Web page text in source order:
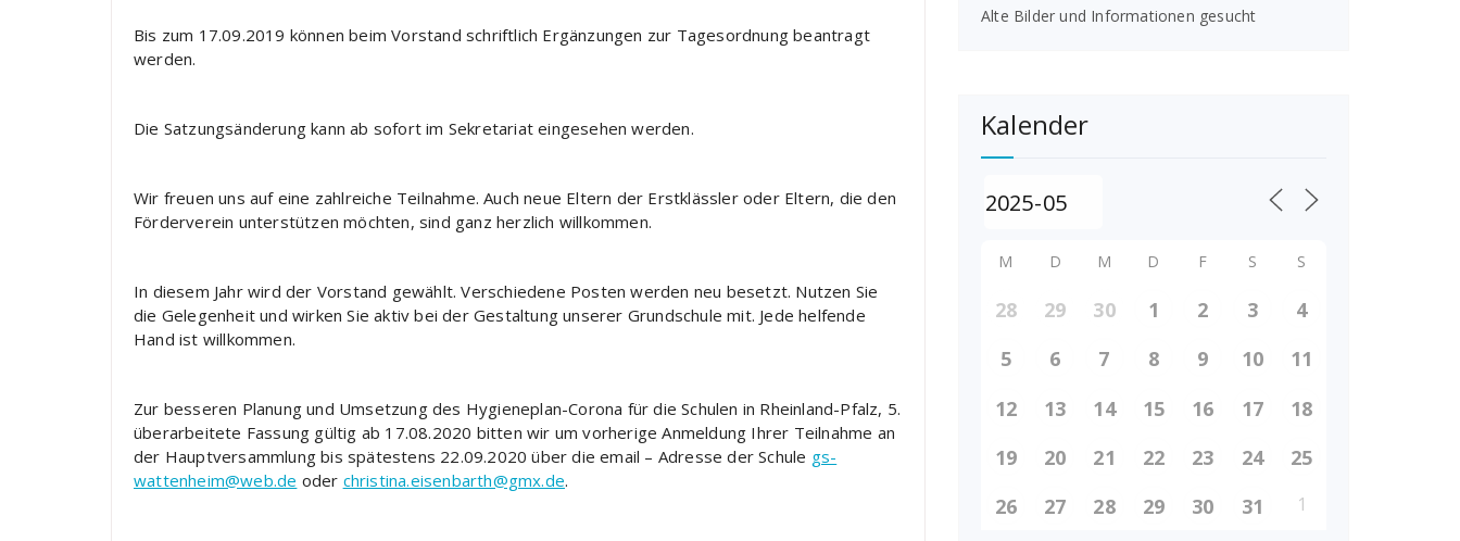
Bis zum 17.09.2019 können beim Vorstand schriftlich Ergänzungen zur Tagesordnung beantragt
werden.
Die Satzungsänderung kann ab sofort im Sekretariat eingesehen werden.
Wir freuen uns auf eine zahlreiche Teilnahme. Auch neue Eltern der Erstklässler oder Eltern, die den
Förderverein unterstützen möchten, sind ganz herzlich willkommen.
In diesem Jahr wird der Vorstand gewählt. Verschiedene Posten werden neu besetzt. Nutzen Sie
die Gelegenheit und wirken Sie aktiv bei der Gestaltung unserer Grundschule mit. Jede helfende
Hand ist willkommen.
Zur besseren Planung und Umsetzung des Hygieneplan-Corona für die Schulen in Rheinland-Pfalz, 5.
überarbeitete Fassung gültig ab 17.08.2020 bitten wir um vorherige Anmeldung Ihrer Teilnahme an
der Hauptversammlung bis spätestens 22.09.2020 über die email – Adresse der Schule gs-
wattenheim@web.de oder christina.eisenbarth@gmx.de.
Alte Bilder und Informationen gesucht
Kalender
M D M D F S S
28 29 30 1 2 3
4
5
6 7 8 9 10
11
12
13 14 15 16 17
18
19
20 21 22 23 24
25
26
27 28 29 30 31 1